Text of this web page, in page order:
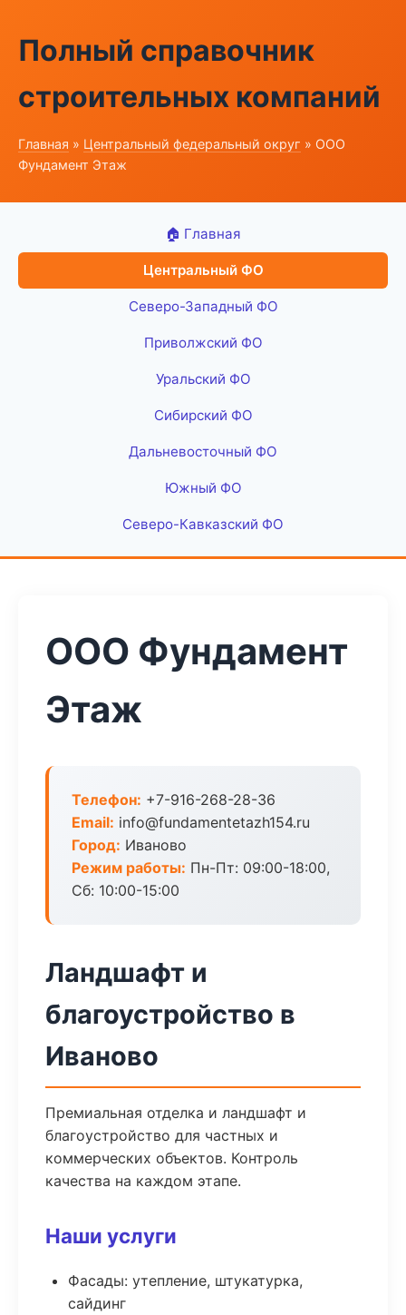
Полный справочник
строительных компаний
Главная » Центральный федеральный округ » ООО
Фундамент Этаж
🏠 Главная
Центральный ФО
Северо-Западный ФО
Приволжский ФО
Уральский ФО
Сибирский ФО
Дальневосточный ФО
Южный ФО
Северо-Кавказский ФО
ООО Фундамент
Этаж
Телефон: +7-916-268-28-36
Email: info@fundamentetazh154.ru
Город: Иваново
Режим работы: Пн-Пт: 09:00-18:00,
Сб: 10:00-15:00
Ландшафт и
благоустройство в
Иваново
Премиальная отделка и ландшафт и
благоустройство для частных и
коммерческих объектов. Контроль
качества на каждом этапе.
Наши услуги
Фасады: утепление, штукатурка,
сайдинг